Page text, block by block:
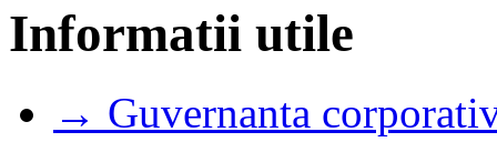
Informatii utile
→ Guvernanta